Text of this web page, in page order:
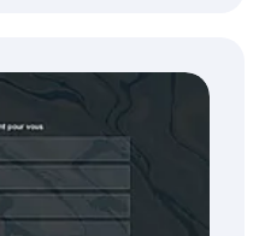
de croissance de
maintenant avec
de